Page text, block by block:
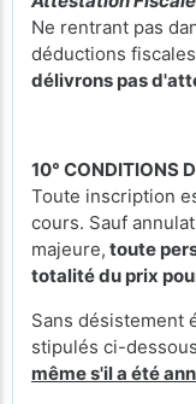
Ne rentrant pas
déductions
délivrons pas
10° CONDITIONS
Toute inscription
cours. Sauf
majeure, toute
totalité du prix
Sans désistement
stipulés ci-
même s'il a été